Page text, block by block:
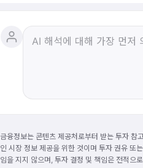
금융정보는 콘텐츠 제공처로부터 받는 투자 참
인 시장 정보 제공을 위한 것이며 투자 권유 또
임을 지지 않으며, 투자 결정 및 책임은 전적으